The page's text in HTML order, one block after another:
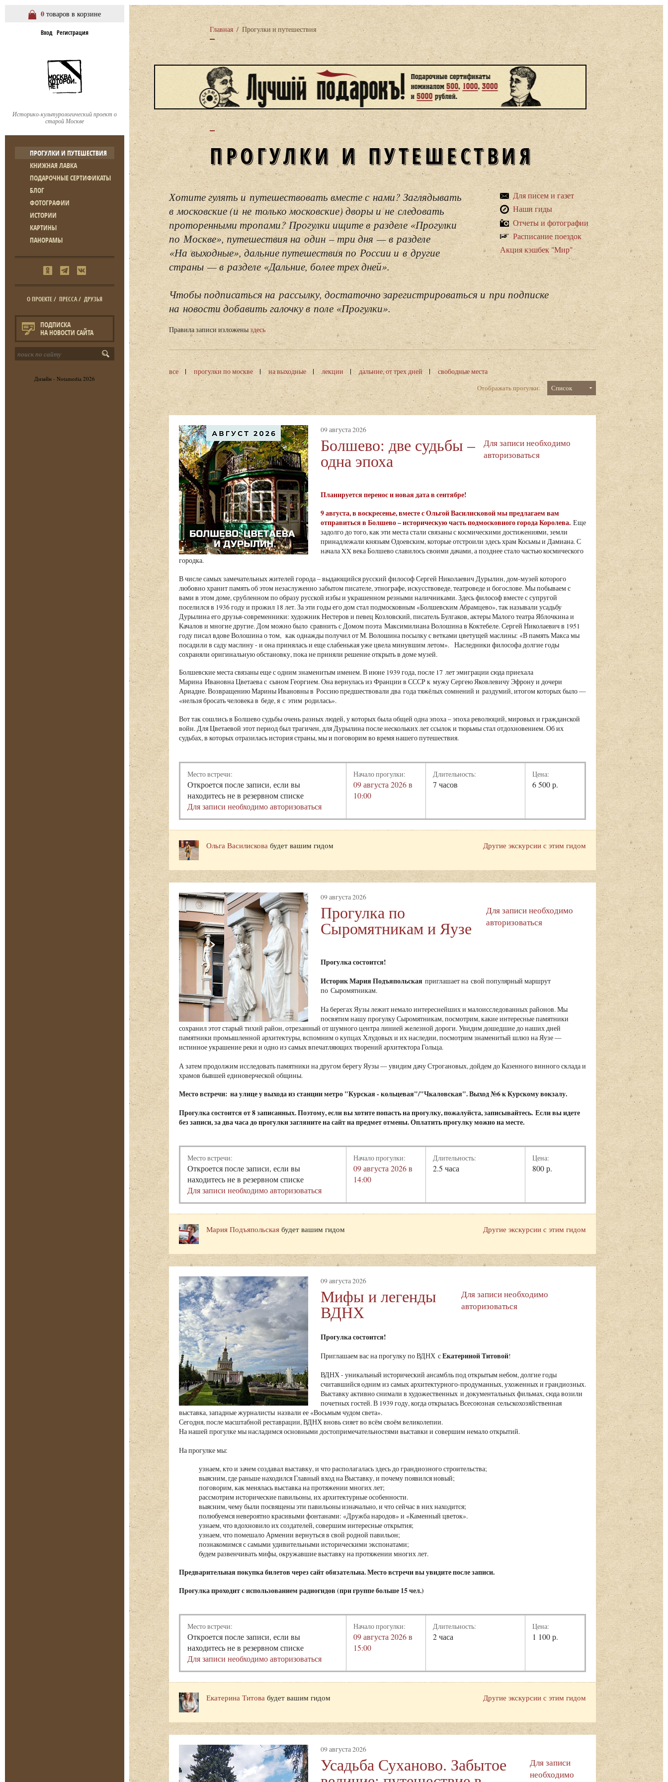
0 товаров в корзине
Вход Регистрация
Историко-культурологический проект о
старой Москве
ПРОГУЛКИ И ПУТЕШЕСТВИЯ
КНИЖНАЯ ЛАВКА
ПОДАРОЧНЫЕ СЕРТИФИКАТЫ
БЛОГ
ФОТОГРАФИИ
ИСТОРИИ
КАРТИНЫ
ПАНОРАМЫ
О ПРОЕКТЕ/ ПРЕССА/ ДРУЗЬЯ
ПОДПИСКА
НА НОВОСТИ САЙТА
Дизайн - Notamedia 2026
Главная / Прогулки и путешествия
ПРОГУЛКИ И ПУТЕШЕСТВИЯ
Для писем и газет
Наши гиды
Отчеты и фотографии
Расписание поездок
Акция кэшбек "Мир"
Хотите гулять и путешествовать вместе с нами? Заглядывать
в московские (и не только московские) дворы и не следовать
проторенными тропами? Прогулки ищите в разделе «Прогулки
по Москве», путешествия на один – три дня — в разделе
«На выходные», дальние путешествия по России и в другие
страны — в разделе «Дальние, более трех дней».
Чтобы подписаться на рассылку, достаточно зарегистрироваться и при подписке
на новости добавить галочку в поле «Прогулки».
Правила записи изложеныздесь
все прогулки по москве на выходные лекции дальние, от трех дней
свободные места
Отображать прогулки:
Список
09 августа 2026
Болшево: две судьбы –
одна эпоха
Для записи необходимо
авторизоваться
Планируется перенос и новая дата в сентябре!
9 августа, в воскресенье, вместе с Ольгой Василисковой мы предлагаем вам
отправиться в Болшево – историческую часть подмосковного города Королева. Еще
задолго до того, как эти места стали связаны с космическими достижениями, земли
принадлежали князьям Одоевским, которые отстроили здесь храм Косьмы и Дамиана. С
начала XX века Болшево славилось своими дачами, а позднее стало частью космического
городка.
В числе самых замечательных жителей города – выдающийся русский философ Сергей Николаевич Дурылин, дом-музей которого
любовно хранит память об этом незаслуженно забытом писателе, этнографе, искусствоведе, театроведе и богослове. Мы побываем с
вами в этом доме, срубленном по образу русской избы и украшенном резными наличниками. Здесь философ вместе с супругой
поселился в 1936 году и прожил 18 лет. За эти годы его дом стал подмосковным «Болшевским Абрамцево», так называли усадьбу
Дурылина его друзья-современники: художник Нестеров и певец Козловский, писатель Булгаков, актеры Малого театра Яблочкина и
Качалов и многие другие. Дом можно было сравнить с Домом поэта Максимилиана Волошина в Коктебеле. Сергей Николаевич в 1951
году писал вдове Волошина о том, как однажды получил от М. Волошина посылку с ветками цветущей маслины: «В память Макса мы
посадили в саду маслину - и она принялась и еще слабенькая уже цвела минувшим летом». Наследники философа долгие годы
сохраняли оригинальную обстановку, пока не приняли решение открыть в доме музей.
Болшевские места связаны еще с одним знаменитым именем. В июне 1939 года, после 17 лет эмиграции сюда приехала
Марина Ивановна Цветаева с сыном Георгием. Она вернулась из Франции в СССР к мужу Сергею Яковлевичу Эфрону и дочери
Ариадне. Возвращению Марины Ивановны в Россию предшествовали два года тяжёлых сомнений и раздумий, итогом которых было —
«нельзя бросать человека в беде, я с этим родилась».
Вот так сошлись в Болшево судьбы очень разных людей, у которых была общей одна эпоха – эпоха революций, мировых и гражданской
войн. Для Цветаевой этот период был трагичен, для Дурылина после нескольких лет ссылок и тюрьмы стал отдохновением. Об их
судьбах, в которых отразилась история страны, мы и поговорим во время нашего путешествия.
Место встречи:
Откроется после записи, если вы
находитесь не в резервном списке
Для записи необходимо авторизоваться
Начало прогулки:
09 августа 2026 в
10:00
Длительность:
7 часов
Цена:
6 500 р.
Другие экскурсии с этим гидом
Ольга Василискова будет вашим гидом
09 августа 2026
Прогулка по
Сыромятникам и Яузе
Для записи необходимо
авторизоваться
Прогулка состоится!
Историк Мария Подъяпольская приглашает на свой популярный маршрут
по Сыромятникам.
На берегах Яузы лежит немало интереснейших и малоисследованных районов. Мы
посвятим нашу прогулку Сыромятникам, посмотрим, какие интересные памятники
сохранил этот старый тихий район, отрезанный от шумного центра линией железной дороги. Увидим дошедшие до наших дней
памятники промышленной архитектуры, вспомним о купцах Хлудовых и их наследии, посмотрим знаменитый шлюз на Яузе —
истинное украшение реки и одно из самых впечатляющих творений архитектора Гольца.
А затем продолжим исследовать памятники на другом берегу Яузы — увидим дачу Строгановых, дойдем до Казенного винного склада и
храмов бывшей единоверческой общины.
Место встречи: на улице у выхода из станции метро "Курская - кольцевая"/"Чкаловская". Выход №6 к Курскому вокзалу.
Прогулка состоится от 8 записанных. Поэтому, если вы хотите попасть на прогулку, пожалуйста, записывайтесь. Если вы идете
без записи, за два часа до прогулки загляните на сайт на предмет отмены. Оплатить прогулку можно на месте.
Место встречи:
Откроется после записи, если вы
находитесь не в резервном списке
Для записи необходимо авторизоваться
Начало прогулки:
09 августа 2026 в
14:00
Длительность:
2.5 часа
Цена:
800 р.
Другие экскурсии с этим гидом
Мария Подъяпольская будет вашим гидом
09 августа 2026
Мифы и легенды
ВДНХ
Для записи необходимо
авторизоваться
Прогулка состоится!
Приглашаем вас на прогулку по ВДНХ сЕкатериной Титовой!
ВДНХ - уникальный исторический ансамбль под открытым небом, долгие годы
считавшийся одним из самых архитектурного-продуманных, ухоженных и грандиозных.
Выставку активно снимали в художественных и документальных фильмах, сюда возили
почетных гостей. В 1939 году, когда открылась Всесоюзная сельскохозяйственная
выставка, западные журналисты назвали ее «Восьмым чудом света».
Сегодня, после масштабной реставрации, ВДНХ вновь сияет во всём своём великолепии.
На нашей прогулке мы насладимся основными достопримечательностями выставки и совершим немало открытий.
На прогулке мы:
узнаем, кто и зачем создавал выставку, и что располагалась здесь до грандиозного строительства;
выясним, где раньше находился Главный вход на Выставку, и почему появился новый;
поговорим, как менялась выставка на протяжении многих лет;
рассмотрим исторические павильоны, их архитектурные особенности.
выясним, чему были посвящены эти павильоны изначально, и что сейчас в них находится;
полюбуемся невероятно красивыми фонтанами: «Дружба народов» и «Каменный цветок».
узнаем, что вдохновило их создателей, совершим интересные открытия;
узнаем, что помешало Армении вернуться в свой родной павильон;
познакомимся с самыми удивительными историческими экспонатами;
будем развенчивать мифы, окружавшие выставку на протяжении многих лет.
Предварительная покупка билетов через сайт обязательна. Место встречи вы увидите после записи.
Прогулка проходит с использованием радиогидов (при группе больше 15 чел.)
Место встречи:
Откроется после записи, если вы
находитесь не в резервном списке
Для записи необходимо авторизоваться
Начало прогулки:
09 августа 2026 в
15:00
Длительность:
2 часа
Цена:
1 100 р.
Другие экскурсии с этим гидом
Екатерина Титова будет вашим гидом
09 августа 2026
Усадьба Суханово. Забытое
Для записи
необходимо